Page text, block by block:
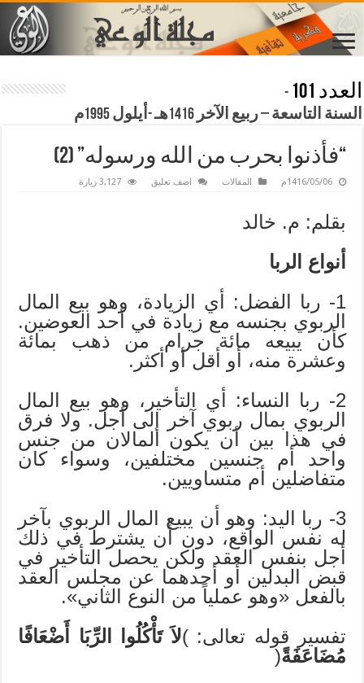
العدد 101
-
السنة التاسعة – ربيع الآخر 1416هـ -أيلول 1995م
“فأذنوا بحرب من الله ورسوله” (2)
1416/05/06م المقالات اضف تعليق 3,127 زيارة
بقلم: م. خالد
أنواع الربا
1- ربا الفضل: أي الزيادة، وهو بيع المال
الربوي بجنسه مع زيادة في أحد العوضين.
كأن يبيعه مائة جرام من ذهب بمائة
وعشرة منه، أو أقل أو أكثر.
2- ربا النساء: أي التأخير، وهو بيع المال
الربوي بمال ربوي آخر إلى أجل. ولا فرق
في هذا بين أن يكون المالان من جنس
واحد أم جنسين مختلفين، وسواء كان
متفاضلين أم متساويين.
3- ربا اليد: وهو أن يبيع المال الربوي بآخر
له نفس الواقع، دون أن يشترط في ذلك
أجل بنفس العقد ولكن يحصل التأخير في
قبض البدلين أو أحدهما عن مجلس العقد
بالفعل «وهو عملياً من النوع الثاني».
تفسير قوله تعالى: )لاَ تَأْكُلُوا الرِّبَا أَضْعَافًا
مُضَاعَفَةً(